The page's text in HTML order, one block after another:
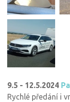
9.5 - 12.5.2024
Rychlé předání i